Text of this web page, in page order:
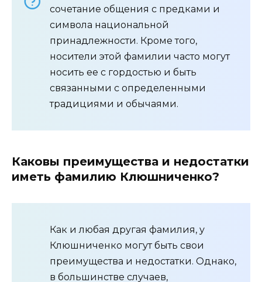
сочетание общения с предками и
символа национальной
принадлежности. Кроме того,
носители этой фамилии часто могут
носить ее с гордостью и быть
связанными с определенными
традициями и обычаями.
Каковы преимущества и недостатки
иметь фамилию Клюшниченко?
Как и любая другая фамилия, у
Клюшниченко могут быть свои
преимущества и недостатки. Однако,
в большинстве случаев,